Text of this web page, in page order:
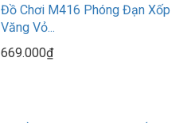
Đồ Chơi M416 Phóng Đạn Xốp
Văng Vỏ...
669.000₫